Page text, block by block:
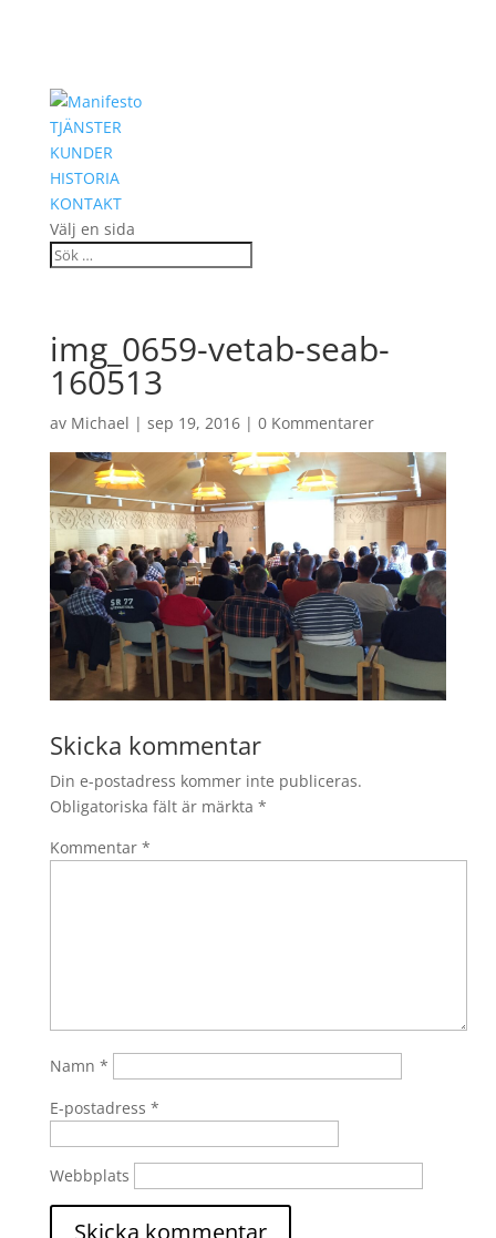
TJÄNSTER
KUNDER
HISTORIA
KONTAKT
Välj en sida
img_0659-vetab-seab-
160513
av Michael | sep 19, 2016| 0 Kommentarer
Skicka kommentar
Din e-postadress kommer inte publiceras.
Obligatoriska fält är märkta *
Kommentar *
Namn *
E-postadress *
Webbplats